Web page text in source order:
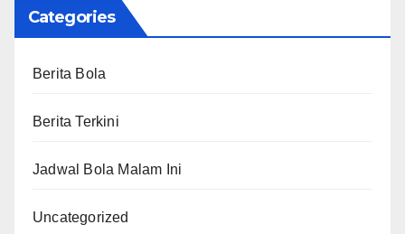
Categories
Berita Bola
Berita Terkini
Jadwal Bola Malam Ini
Uncategorized